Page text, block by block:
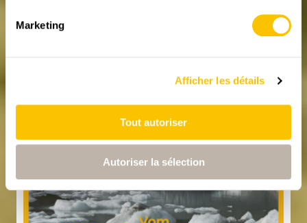
Marketing
Afficher les détails
Tout autoriser
Autoriser la sélection